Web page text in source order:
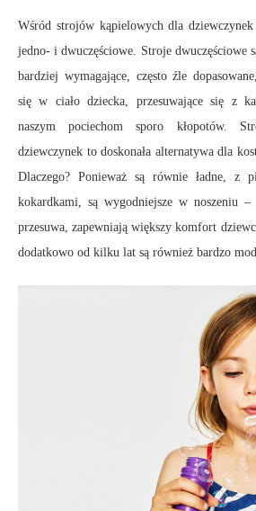
Wśród strojów kąpielowych dla
jedno- i dwuczęściowe. Stroje dwuczęściowe
bardziej wymagające, często źle
się w ciało dziecka, przesuwające się z
naszym pociechom sporo kłopotów.
dziewczynek to doskonała alternatywa dla
Dlaczego? Ponieważ są równie ładne, z
kokardkami, są wygodniejsze w noszeniu
przesuwa, zapewniają większy komfort
dodatkowo od kilku lat są również bardzo